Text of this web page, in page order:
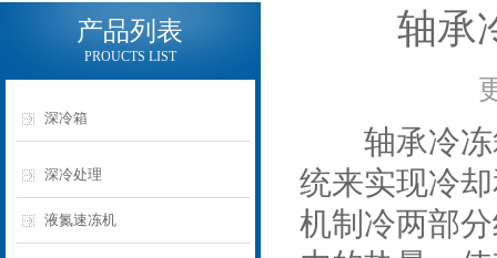
产品列表
PROUCTS LIST
深冷箱
深冷处理
液氮速冻机
轴承
轴承冷冻
统来实现冷
机制冷两部